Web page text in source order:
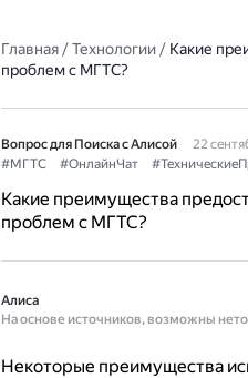
Главная/Технологии/ Какие
проблем с МГТС?
Вопрос для Поиска с Алисой
22
#МГТС
#ОнлайнЧат
Какие преимущества
проблем с МГТС?
Алиса
На основе источников, возможны
Некоторые преимущества